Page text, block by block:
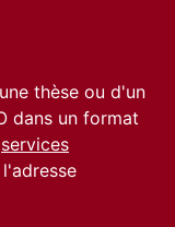
thèse ou d'un
dans un format
services